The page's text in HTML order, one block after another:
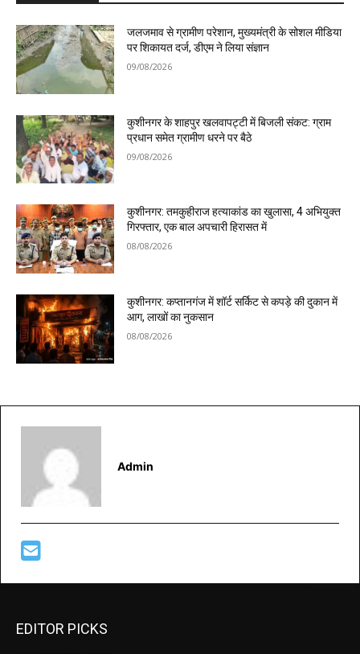
जलजमाव से ग्रामीण परेशान, मुख्यमंत्री के सोशल मीडिया
पर शिकायत दर्ज, डीएम ने लिया संज्ञान
09/08/2026
कुशीनगर के शाहपुर खलवापट्टी में बिजली संकट: ग्राम
प्रधान समेत ग्रामीण धरने पर बैठे
09/08/2026
कुशीनगर: तमकुहीराज हत्याकांड का खुलासा, 4 अभियुक्त
गिरफ्तार, एक बाल अपचारी हिरासत में
08/08/2026
कुशीनगर: कप्तानगंज में शॉर्ट सर्किट से कपड़े की दुकान में
आग, लाखों का नुकसान
08/08/2026
Admin
EDITOR PICKS